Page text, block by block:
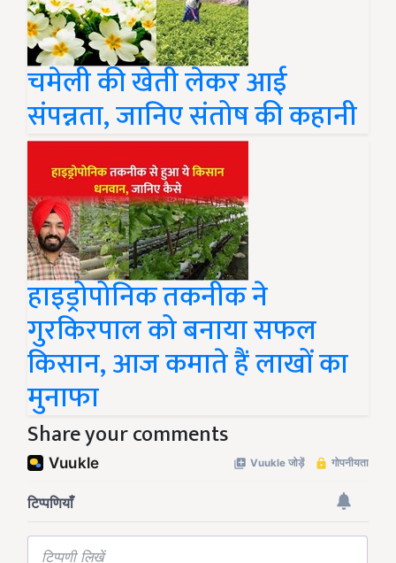
चमेली की खेती लेकर आई
संपन्नता, जानिए संतोष की कहानी
हाइड्रोपोनिक तकनीक ने
गुरकिरपाल को बनाया सफल
किसान, आज कमाते हैं लाखों का
मुनाफा
Share your comments